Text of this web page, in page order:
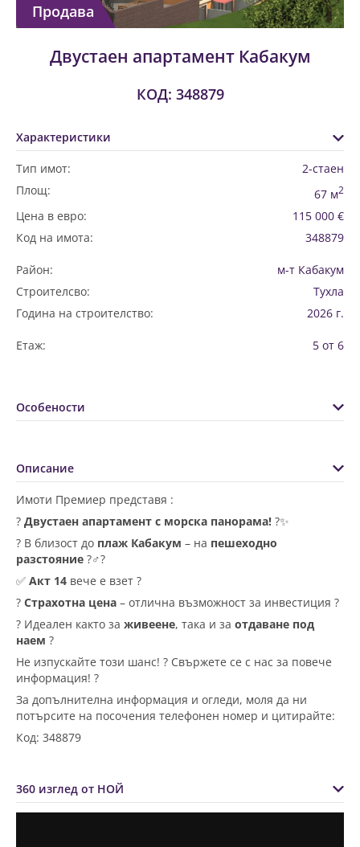
Продава
Двустаен апартамент Кабакум
КОД: 348879
Характеристики
Тип имот:
2-стаен
Площ:
67 м2
Цена в евро:
115 000 €
Код на имота:
348879
Район:
м-т Кабакум
Строителсво:
Тухла
Година на строителство:
2026 г.
Етаж: 5 от 6
Особености
Описание
Имоти Премиер представя :
? Двустаен апартамент с морска панорама! ?✨
? В близост до плаж Кабакум – на пешеходно
разстояние ?‍♂️?
✅ Акт 14 вече е взет ?
? Страхотна цена – отлична възможност за инвестиция ?
? Идеален както за живеене, така и за отдаване под
наем ?
Не изпускайте този шанс! ? Свържете се с нас за повече
информация! ?
За допълнителна информация и огледи, моля да ни
потърсите на посочения телефонен номер и цитирайте:
Код: 348879
360 изглед от НОЙ